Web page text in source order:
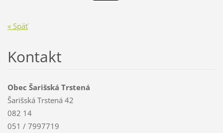
« Späť
Kontakt
Obec Šarišská Trstená
Šarišská Trstená 42
082 14
051 / 7997719